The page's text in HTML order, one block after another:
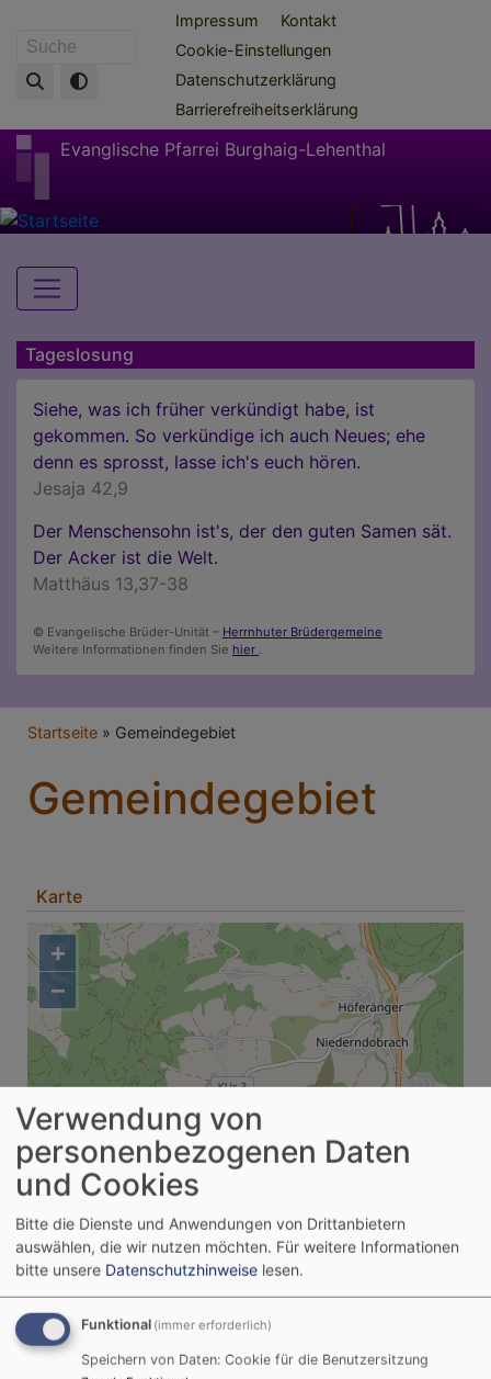
zum
Suche
Fußbereichsmenü
Impressum
Kontakt
Cookie-Einstellungen
Datenschutzerklärung
Barrierefreiheitserklärung
Evanglische Pfarrei Burghaig-Lehenthal
Hauptnavigation
Tageslosung
Siehe, was ich früher verkündigt habe, ist
gekommen. So verkündige ich auch Neues; ehe
denn es sprosst, lasse ich's euch hören.
Jesaja 42,9
Der Menschensohn ist's, der den guten Samen sät.
Der Acker ist die Welt.
Matthäus 13,37-38
© Evangelische Brüder-Unität – Herrnhuter Brüdergemeine
Weitere Informationen finden Sie hier .
Breadcrumb
Startseite Gemeindegebiet
Gemeindegebiet
Karte
+
−
Verwendung von
personenbezogenen Daten
und Cookies
Bitte die Dienste und Anwendungen von Drittanbietern
auswählen, die wir nutzen möchten. Für weitere Informationen
bitte unsere Datenschutzhinweise lesen.
Funktional (immer erforderlich)
Speichern von Daten: Cookie für die Benutzersitzung